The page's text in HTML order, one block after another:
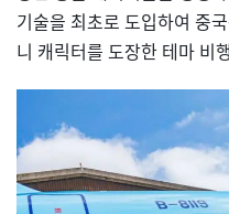
기술을 최초로 도입하여 중
니 캐릭터를 도장한 테마 비